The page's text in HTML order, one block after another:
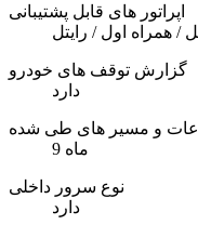
اپراتور های قابل پشتیبانی
/ همراه اول / رایتل
گزارش توقف های خودرو
دارد
و مسیر های طی شده
9 ماه
نوع سرور داخلی
دارد